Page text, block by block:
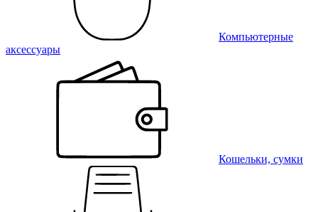
Компьютерные
аксессуары
Кошельки, сумки